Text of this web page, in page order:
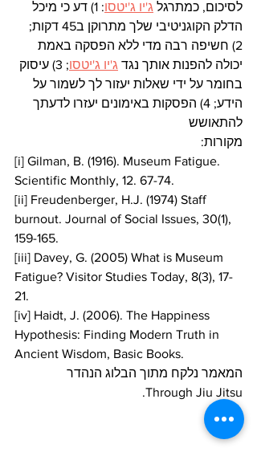
לסיכום, כמתרגל ג'יו ג'יטסו
: 1) דע כי מיכל
הדלק הקוגניטיבי שלך מתרוקן ב45 דקות;
2) חשיפה רבה מדי ללא הפסקה באמת
יכולה להפנות אותך נגד ג'יו ג'יטסו
; 3) עיסוק
בחומר על ידי שאלות יעזור לך לשמור על
הידע; 4) הפסקות באימונים יעזרו לדעתך
להתאושש
מקורות:
[i] Gilman, B. (1916). Museum Fatigue.
Scientific Monthly, 12. 67-74.
[ii] Freudenberger, H.J. (1974) Staff
burnout. Journal of Social Issues, 30(1),
159-165.
[iii] Davey, G. (2005) What is Museum
Fatigue? Visitor Studies Today, 8(3), 17-
21.
[iv] Haidt, J. (2006). The Happiness
Hypothesis: Finding Modern Truth in
Ancient Wisdom, Basic Books.
המאמר נלקח מתוך הבלוג הנהדר
Through Jiu Jitsu.